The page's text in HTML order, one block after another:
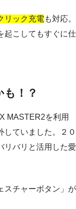
リック充電も対応。
起こしてもすぐに仕
！？
MASTER2を利用
していました。２０
リバリと活用した愛
スチャーボタン」が